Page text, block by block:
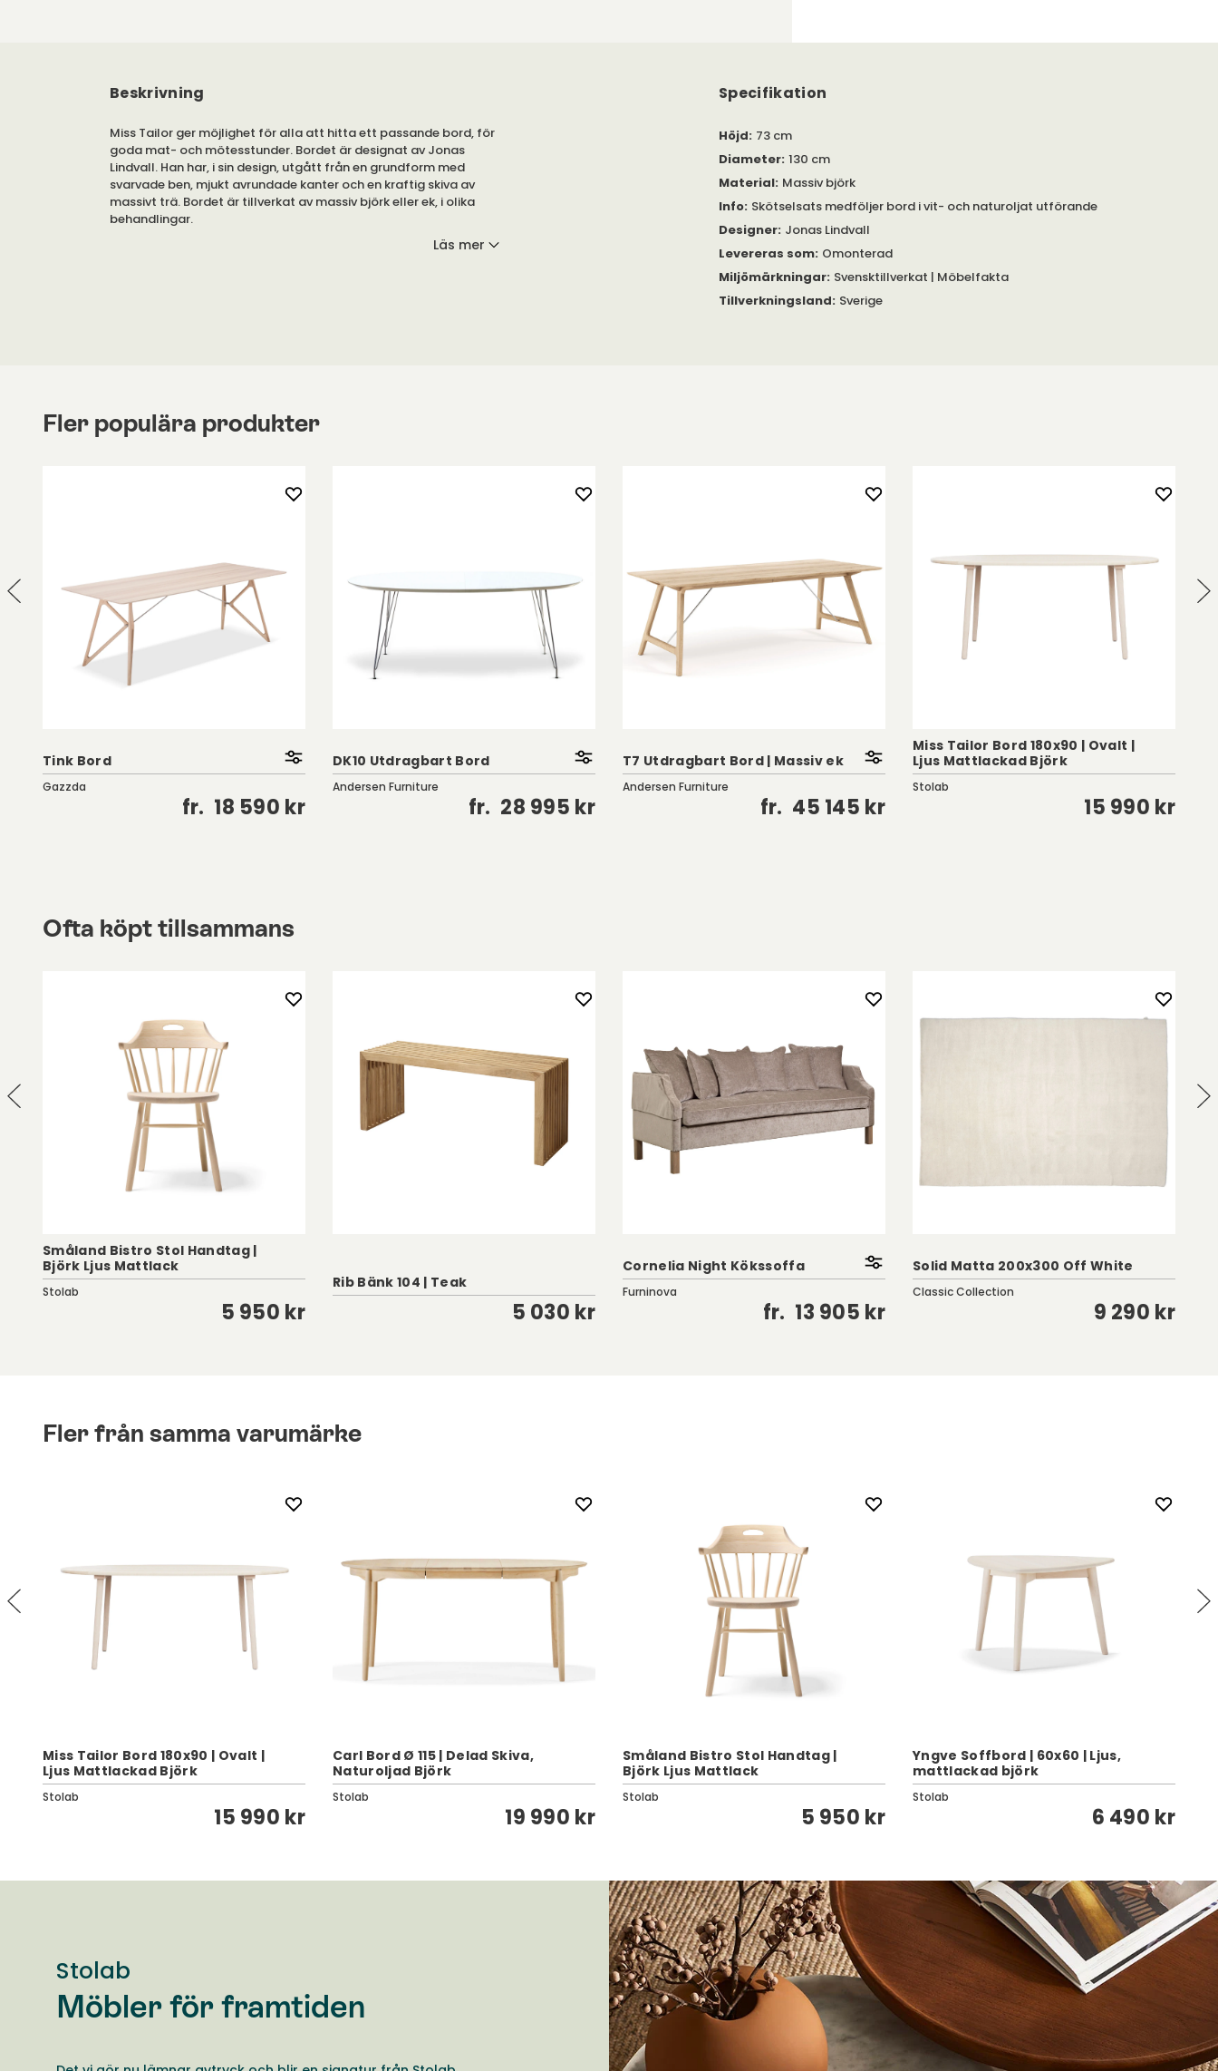
Beskrivning
Miss Tailor ger möjlighet för alla att hitta ett passande bord, för
goda mat- och mötesstunder. Bordet är designat av Jonas
Lindvall. Han har, i sin design, utgått från en grundform med
svarvade ben, mjukt avrundade kanter och en kraftig skiva av
massivt trä. Bordet är tillverkat av massiv björk eller ek, i olika
behandlingar.
Miss Tailor är en serie som gör det möjligt för alla att hitta ett
bord, oavsett önskad form eller storlek.
Läs mer
Specifikation
Höjd: 73 cm
Diameter: 130 cm
Material: Massiv björk
Info: Skötselsats medföljer bord i vit- och naturoljat utförande
Designer: Jonas Lindvall
Levereras som: Omonterad
Miljömärkningar: Svensktillverkat | Möbelfakta
Tillverkningsland: Sverige
Fler populära produkter
Tink Bord
Gazzda
fr. 18 590 kr
DK10 Utdragbart Bord
Andersen Furniture
fr. 28 995 kr
T7 Utdragbart Bord | Massiv ek
Andersen Furniture
fr. 45 145 kr
Miss Tailor Bord 180x90 | Ovalt |
Ljus Mattlackad Björk
Stolab
15 990 kr
Ofta köpt tillsammans
Småland Bistro Stol Handtag |
Björk Ljus Mattlack
Stolab
5 950 kr
Rib Bänk 104 | Teak
5 030 kr
Cornelia Night Kökssoffa
Furninova
fr. 13 905 kr
Solid Matta 200x300 Off White
Classic Collection
9 290 kr
Fler från samma varumärke
Miss Tailor Bord 180x90 | Ovalt |
Ljus Mattlackad Björk
Stolab
15 990 kr
Carl Bord Ø 115 | Delad Skiva,
Naturoljad Björk
Stolab
19 990 kr
Småland Bistro Stol Handtag |
Björk Ljus Mattlack
Stolab
5 950 kr
Yngve Soffbord | 60x60 | Ljus,
mattlackad björk
Stolab
6 490 kr
Stolab
Möbler för framtiden